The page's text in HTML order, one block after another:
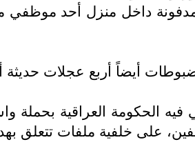
، كانت مدفونة داخل منزل أحد
أيضاً أربع عجلات حديثة
الحكومة العراقية بحملة
على خلفية ملفات تتعلق